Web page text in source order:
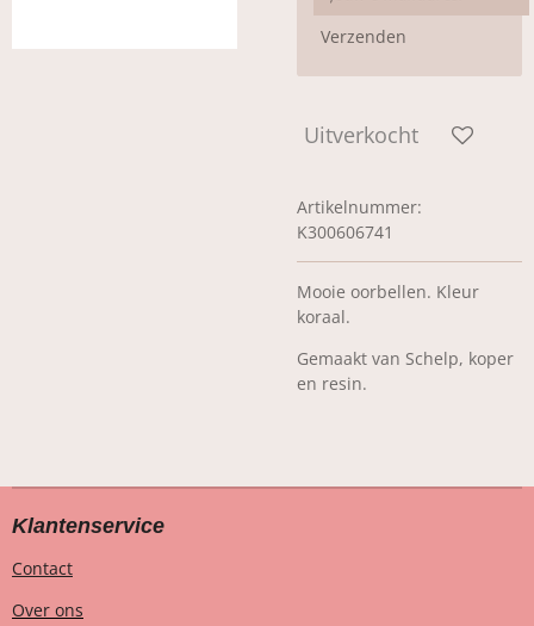
Verzenden
Uitverkocht
Artikelnummer:
K300606741
Mooie oorbellen. Kleur
koraal.
Gemaakt van Schelp, koper
en resin.
Klantenservice
Contact
Over ons